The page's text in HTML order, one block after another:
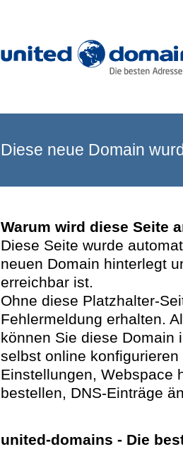
Diese neue Domain
Warum wird diese Seite
Diese Seite wurde
neuen Domain hinterlegt
erreichbar ist.
Ohne diese Platzhalter-
Fehlermeldung erhalten.
können Sie diese Domain
selbst online
Einstellungen, Webspace
bestellen, DNS-Einträge
united-domains - Die